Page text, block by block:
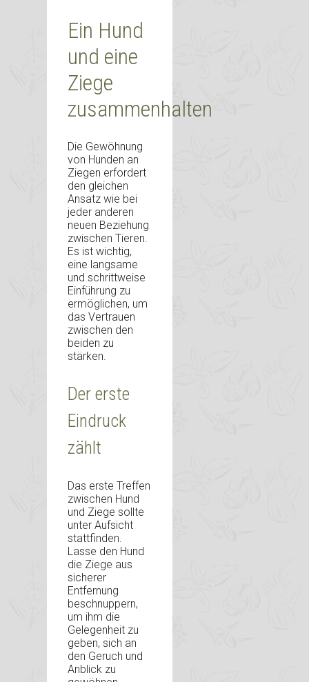
Ein Hund
und eine
Ziege
zusammenhalten
Die Gewöhnung
von Hunden an
Ziegen erfordert
den gleichen
Ansatz wie bei
jeder anderen
neuen Beziehung
zwischen Tieren.
Es ist wichtig,
eine langsame
und schrittweise
Einführung zu
ermöglichen, um
das Vertrauen
zwischen den
beiden zu
stärken.
Der erste
Eindruck
zählt
Das erste Treffen
zwischen Hund
und Ziege sollte
unter Aufsicht
stattfinden.
Lasse den Hund
die Ziege aus
sicherer
Entfernung
beschnuppern,
um ihm die
Gelegenheit zu
geben, sich an
den Geruch und
Anblick zu